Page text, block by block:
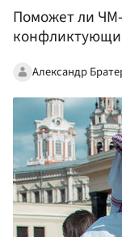
Поможет ли
Александр